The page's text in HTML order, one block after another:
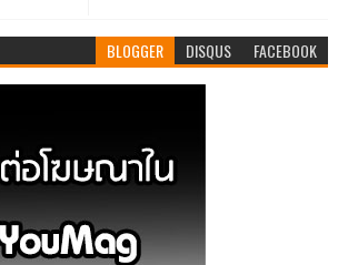
BLOGGER DISQUS FACEBOOK